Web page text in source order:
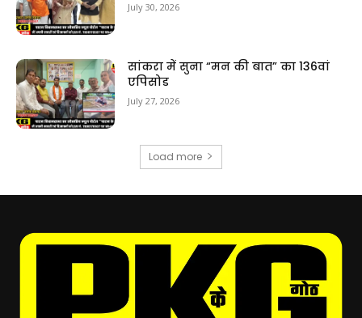
July 30, 2026
सांकरा में सुना “मन की बात” का 136वां
एपिसोड
July 27, 2026
Load more